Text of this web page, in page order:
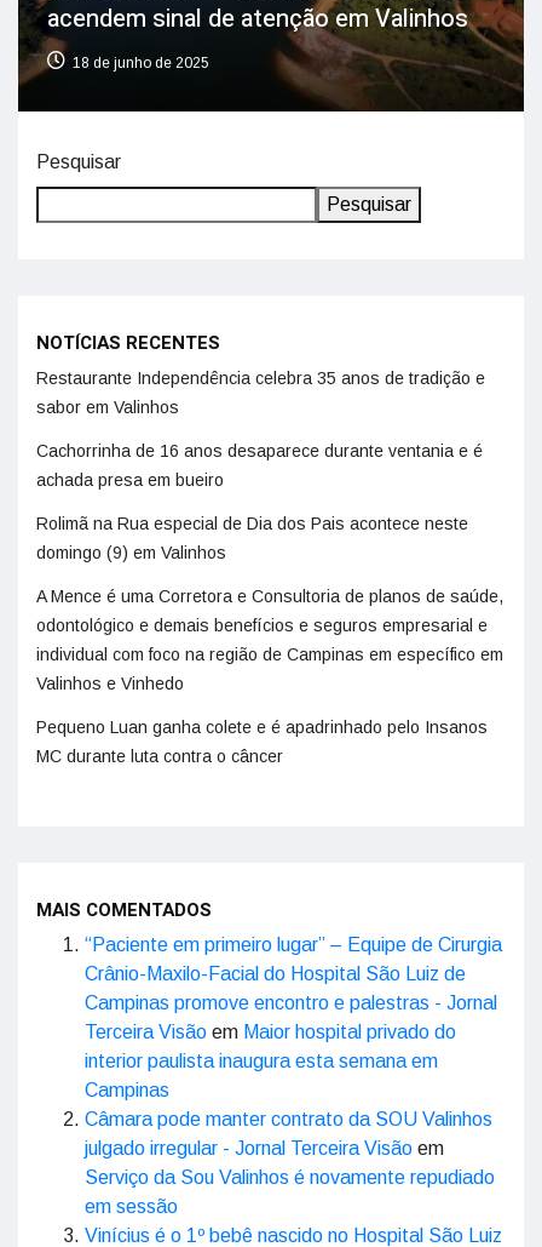
acendem sinal de atenção em Valinhos
18 de junho de 2025
Pesquisar
Pesquisar
NOTÍCIAS RECENTES
Restaurante Independência celebra 35 anos de tradição e
sabor em Valinhos
Cachorrinha de 16 anos desaparece durante ventania e é
achada presa em bueiro
Rolimã na Rua especial de Dia dos Pais acontece neste
domingo (9) em Valinhos
A Mence é uma Corretora e Consultoria de planos de saúde,
odontológico e demais benefícios e seguros empresarial e
individual com foco na região de Campinas em específico em
Valinhos e Vinhedo
Pequeno Luan ganha colete e é apadrinhado pelo Insanos
MC durante luta contra o câncer
MAIS COMENTADOS
“Paciente em primeiro lugar” – Equipe de Cirurgia
Crânio-Maxilo-Facial do Hospital São Luiz de
Campinas promove encontro e palestras - Jornal
Terceira Visão em Maior hospital privado do
interior paulista inaugura esta semana em
Campinas
Câmara pode manter contrato da SOU Valinhos
julgado irregular - Jornal Terceira Visão em
Serviço da Sou Valinhos é novamente repudiado
em sessão
Vinícius é o 1º bebê nascido no Hospital São Luiz